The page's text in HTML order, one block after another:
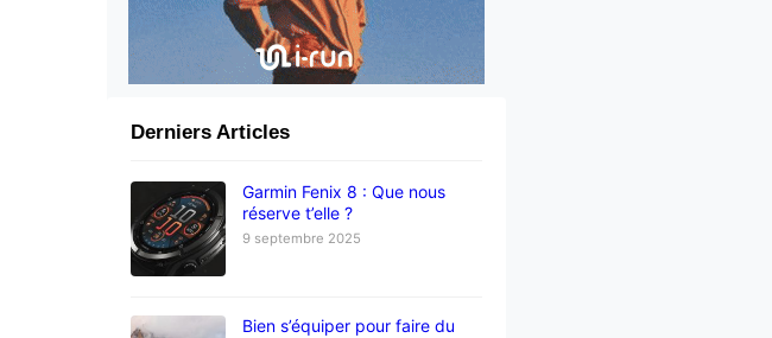
Derniers Articles
Garmin Fenix 8 : Que nous
réserve t’elle ?
9 septembre 2025
Bien s’équiper pour faire du